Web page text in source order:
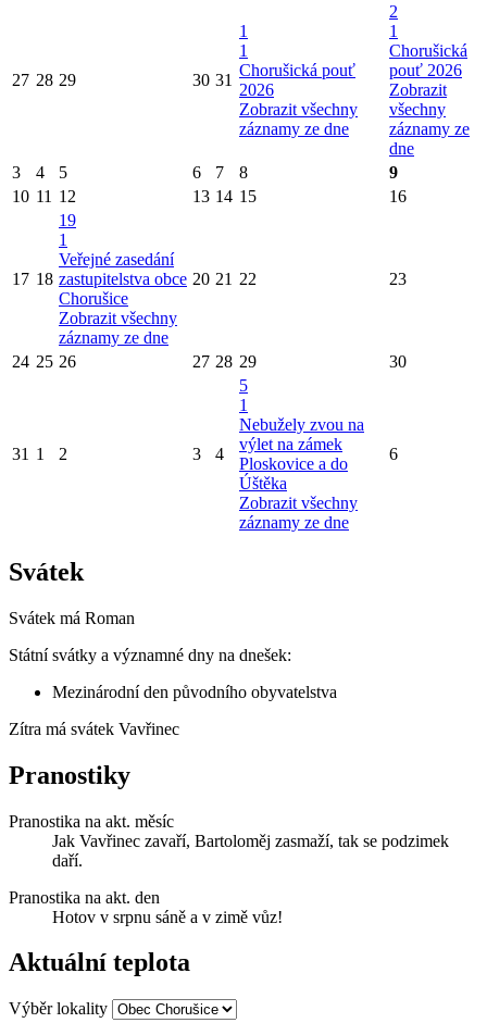
27 28 29 30 31
1
1
Chorušická pouť
2026
Zobrazit všechny
záznamy ze dne
2
1
Chorušická
pouť 2026
Zobrazit
všechny
záznamy ze
dne
3
4 5 6 7 8
9
10 11 12 13 14 15 16
17 18
19
1
Veřejné zasedání
zastupitelstva obce
Chorušice
Zobrazit všechny
záznamy ze dne
20 21 22 23
24 25 26 27 28 29 30
31 1 2 3 4
5
1
Nebužely zvou na
výlet na zámek
Ploskovice a do
Úštěka
Zobrazit všechny
záznamy ze dne
6
Svátek
Svátek má Roman
Státní svátky a významné dny na dnešek:
Mezinárodní den původního obyvatelstva
Zítra má svátek Vavřinec
Pranostiky
Pranostika na akt. měsíc
Jak Vavřinec zavaří, Bartoloměj zasmaží, tak se podzimek
daří.
Pranostika na akt. den
Hotov v srpnu sáně a v zimě vůz!
Aktuální teplota
Výběr lokality